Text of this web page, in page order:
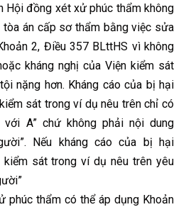
đồng xét xử phúc thẩm không
án cấp sơ thẩm bằng việc sửa
2, Điều 357 BLttHS vì không
kháng nghị của Viện kiểm sát
nặng hơn. Kháng cáo của bị hại
sát trong ví dụ nêu trên chỉ có
với A” chứ không phải nội dung
Nếu kháng cáo của bị hại
kiểm sát trong ví dụ nêu trên yêu
phúc thẩm có thể áp dụng Khoản